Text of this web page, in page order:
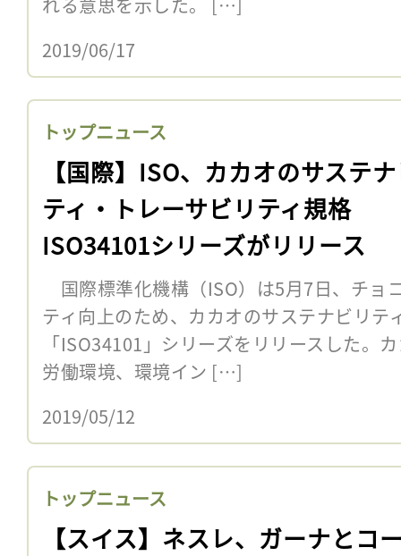
2019/06/17
トップニュース
【国際】ISO、カカオのサステ
ティ・トレーサビリティ規格
ISO34101シリーズがリリース
国際標準化機構（ISO）は5月7日、チョ
ティ向上のため、カカオのサステナビリテ
「ISO34101」シリーズをリリースした。
労働環境、環境イン […]
2019/05/12
トップニュース
【スイス】ネスレ、ガーナとコ